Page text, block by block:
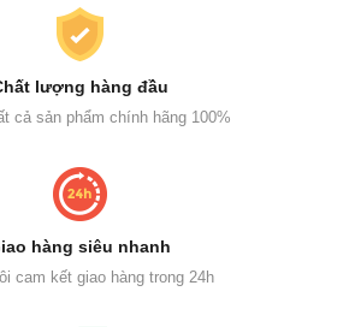
lượng hàng đầu
cả sản phẩm chính hãng 100%
hàng siêu nhanh
cam kết giao hàng trong 24h